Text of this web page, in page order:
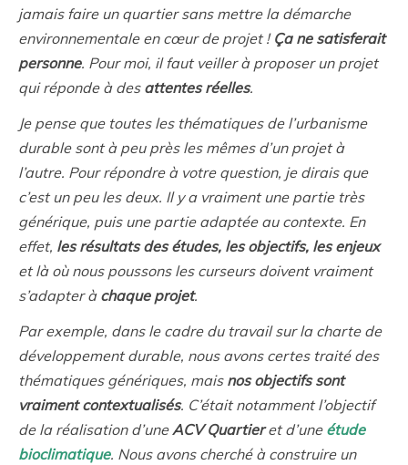
jamais faire un quartier sans mettre la démarche
environnementale en cœur de projet ! Ça ne satisferait
personne. Pour moi, il faut veiller à proposer un projet
qui réponde à des attentes réelles.
Je pense que toutes les thématiques de l’urbanisme
durable sont à peu près les mêmes d’un projet à
l’autre. Pour répondre à votre question, je dirais que
c’est un peu les deux. Il y a vraiment une partie très
générique, puis une partie adaptée au contexte. En
effet, les résultats des études, les objectifs, les enjeux
et là où nous poussons les curseurs doivent vraiment
s’adapter à chaque projet.
Par exemple, dans le cadre du travail sur la charte de
développement durable, nous avons certes traité des
thématiques génériques, mais nos objectifs sont
vraiment contextualisés. C’était notamment l’objectif
de la réalisation d’uneACV Quartieret d’une étude
bioclimatique. Nous avons cherché à construire un